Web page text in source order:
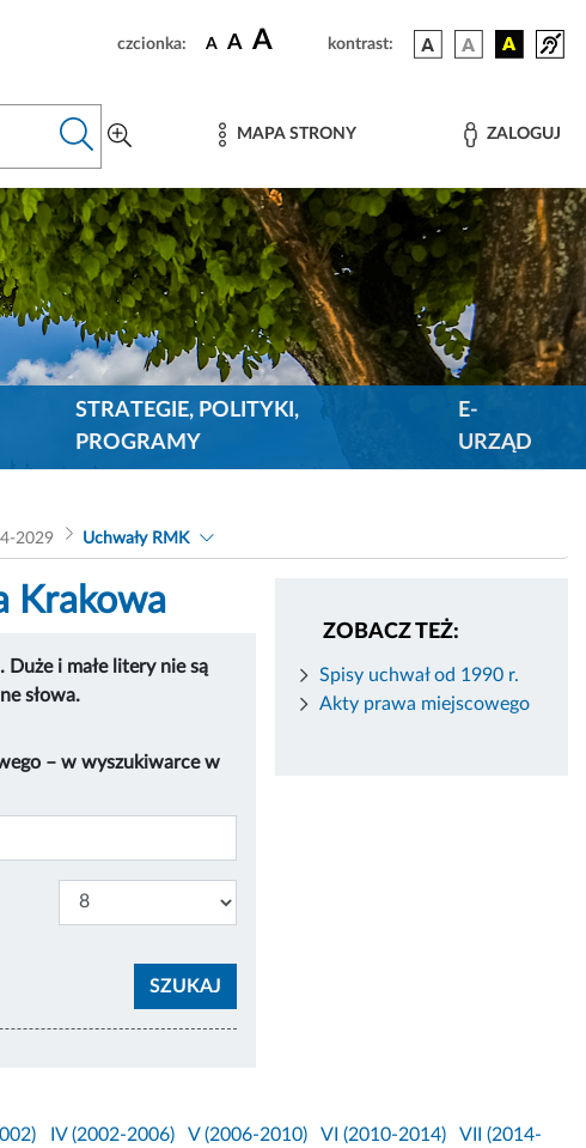
czcionka: A A A kontrast:
MAPA STRONY ZALOGUJ
STRATEGIE, POLITYKI,
PROGRAMY
E-
URZĄD
2029 Uchwały RMK
ZOBACZ TEŻ:
Spisy uchwał od 1990 r.
Akty prawa miejscowego
Krakowa
Duże i małe litery nie są
słowa.
– w wyszukiwarce w
IV (2002-2006) V (2006-2010) VI (2010-2014)
VII (2014-